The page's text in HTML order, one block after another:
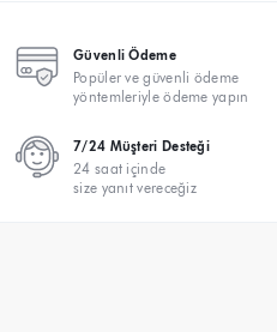
Güvenli Ödeme
Popüler ve güvenli ödeme
yöntemleriyle ödeme yapın
7/24 Müşteri Desteği
24 saat içinde
size yanıt vereceğiz